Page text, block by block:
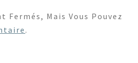
Fermés, Mais Vous Pouvez
.